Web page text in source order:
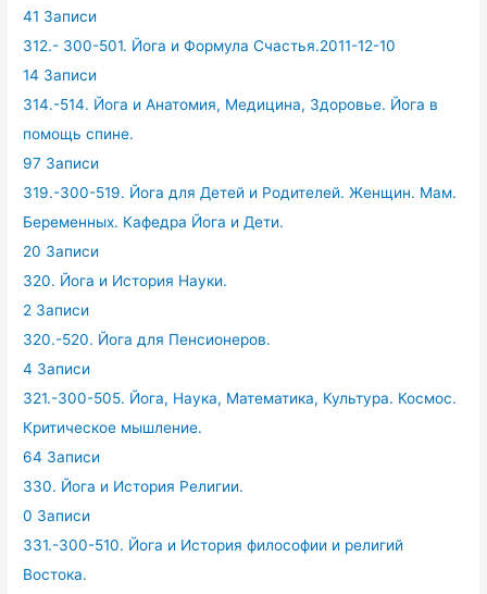
41 Записи
312.- 300-501. Йога и Формула Счастья.2011-12-10
14 Записи
314.-514. Йога и Анатомия, Медицина, Здоровье. Йога в
помощь спине.
97 Записи
319.-300-519. Йога для Детей и Родителей. Женщин. Мам.
Беременных. Кафедра Йога и Дети.
20 Записи
320. Йога и История Науки.
2 Записи
320.-520. Йога для Пенсионеров.
4 Записи
321.-300-505. Йога, Наука, Математика, Культура. Космос.
Критическое мышление.
64 Записи
330. Йога и История Религии.
0 Записи
331.-300-510. Йога и История философии и религий
Востока.